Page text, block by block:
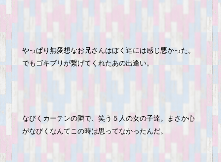
やっぱり無愛想なお兄さんはぼく達には感じ悪かった。
でもゴキブリが繋げてくれたあの出逢い。
なびくカーテンの隣で、笑う５人の女の子達。まさか心
がなびくなんてこの時は思ってなかったんだ。